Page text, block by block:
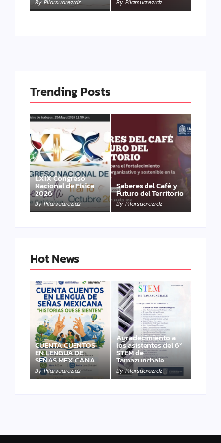
By Pilarsuarezrdz By Pilarsuarezrdz
Trending Posts
LXIX Congreso
Nacional de Física
2026
By Pilarsuarezrdz
Saberes del Café y
Futuro del Territorio
By Pilarsuarezrdz
Hot News
CUENTA CUENTOS
EN LENGUA DE
SEÑAS MEXICANA
By Pilarsuarezrdz
Agradecimiento a
los asistentes del 6º
STEM de
Tamazunchale
By Pilarsuarezrdz